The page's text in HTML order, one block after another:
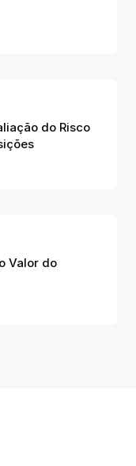
do Risco
Valor do